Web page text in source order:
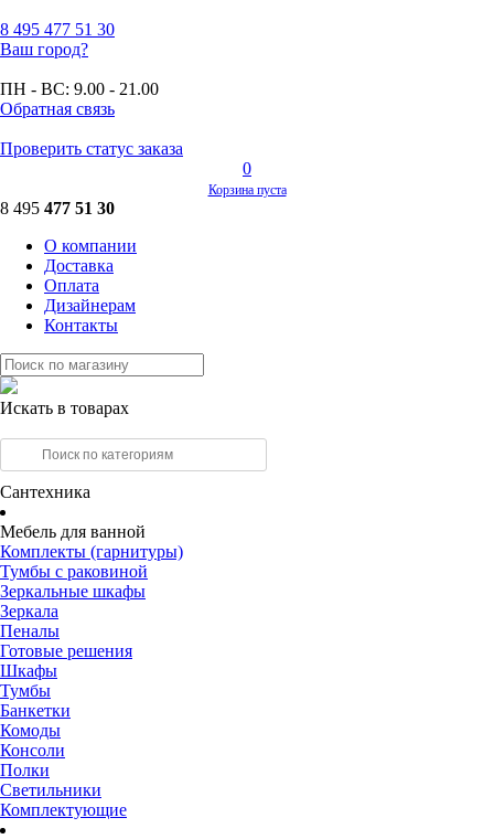
8 495 477 51 30
Ваш город?
ПН - ВС: 9.00 - 21.00
Обратная связь
Проверить статус заказа
0
Корзина пуста
8 495 477 51 30
О компании
Доставка
Оплата
Дизайнерам
Контакты
Искать в товарах
Сантехника
Мебель для ванной
Комплекты (гарнитуры)
Тумбы с раковиной
Зеркальные шкафы
Зеркала
Пеналы
Готовые решения
Шкафы
Тумбы
Банкетки
Комоды
Консоли
Полки
Светильники
Комплектующие